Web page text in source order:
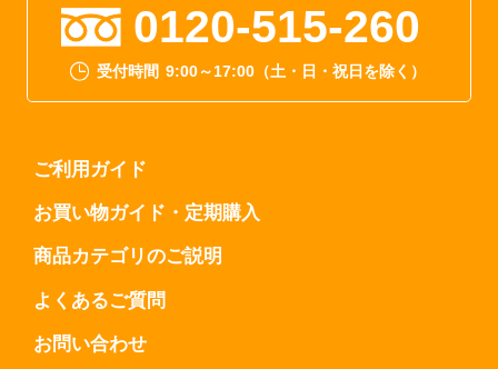
0120-515-260
受付時間 9:00～17:00（土・日・祝日を除く）
ご利用ガイド
お買い物ガイド・定期購入
商品カテゴリのご説明
よくあるご質問
お問い合わせ